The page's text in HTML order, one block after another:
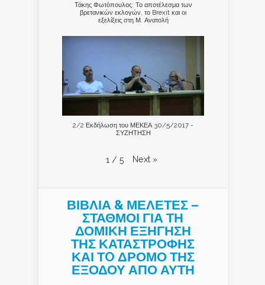
Τάκης Φωτόπουλος: Το αποτέλεσμα των
βρετανικών εκλογών, το Brexit και οι
εξελίξεις στη Μ. Ανατολή
2/2 Εκδήλωση του ΜΕΚΕΑ 30/5/2017 -
ΣΥΖΗΤΗΣΗ
1 / 5 Next »
ΒΙΒΛΙΑ & ΜΕΛΕΤΕΣ –
ΣΤΑΘΜΟΙ ΓΙΑ ΤΗ
ΔΟΜΙΚΗ ΕΞΗΓΗΣΗ
ΤΗΣ ΚΑΤΑΣΤΡΟΦΗΣ
ΚΑΙ ΤO ΔΡΟΜΟ ΤΗΣ
ΕΞΟΔΟΥ ΑΠΟ ΑΥΤΗ